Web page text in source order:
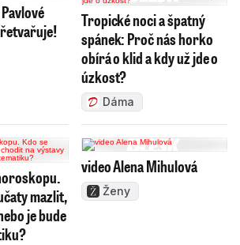
Tropické noci a špatný
spánek: Proč nás horko
obírá o klid a kdy už jde o
úzkost?
Dáma
mazlit,
je bude
video Alena Mihulová
Ženy